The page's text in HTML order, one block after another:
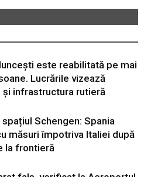
este reabilitată pe mai
Lucrările vizează
și infrastructura rutieră
Schengen: Spania
măsuri împotriva Italiei după
la frontieră